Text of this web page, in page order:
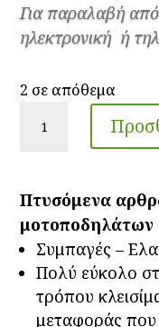
Για παραλαβή από
ηλεκτρονική ή
2 σε απόθεμα
ABUS
6100
Combo
ποσότητα
Πτυσόμενα
μοτοποδηλάτων
Συμπαγές –
Πολύ εύκολο
τρόπου
μεταφοράς που